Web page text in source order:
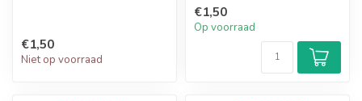
€1,50
Niet op voorraad
€1,50
Op voorraad